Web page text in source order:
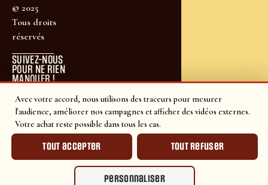
Avec votre accord, nous utilisons des traceurs pour mesurer
l'audience, améliorer nos campagnes et afficher des vidéos externes.
Votre achat reste possible dans tous les cas.
Tout accepter Tout refuser
Personnaliser
© 2025
Tous droits
réservés
SUIVEZ-NOUS
POUR NE RIEN
MANQUER !